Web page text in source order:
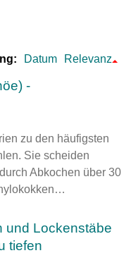
Datum Relevanz
-
zu den häufigsten
Sie scheiden
Abkochen über 30
und Lockenstäbe
tiefen